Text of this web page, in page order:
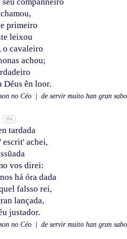
primeiro
leixou
o cavaleiro
achou;
Déus ên loor.
no Céo de servir muito han gran
IPA
tardada
escrit' achei,
vos direi:
há óra dada
falsso rei,
lançada,
justador.
no Céo de servir muito han gran